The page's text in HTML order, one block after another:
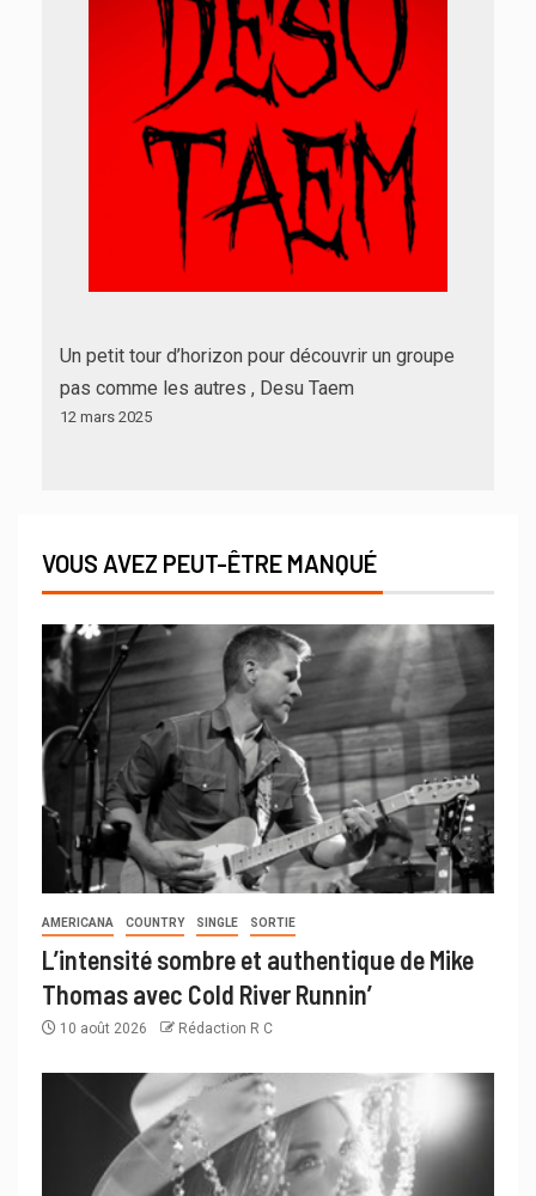
Un petit tour d’horizon pour découvrir un groupe
pas comme les autres , Desu Taem
12 mars 2025
VOUS AVEZ PEUT-ÊTRE MANQUÉ
AMERICANA COUNTRY SINGLE SORTIE
L’intensité sombre et authentique de Mike
Thomas avec Cold River Runnin’
10 août 2026 Rédaction R C